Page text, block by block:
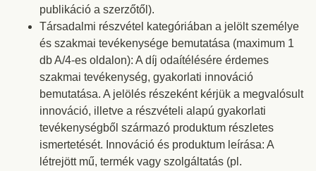
publikáció a szerzőtől).
Társadalmi részvétel kategóriában a jelölt személye
és szakmai tevékenysége bemutatása (maximum 1
db A/4-es oldalon): A díj odaítélésére érdemes
szakmai tevékenység, gyakorlati innováció
bemutatása. A jelölés részeként kérjük a megvalósult
innováció, illetve a részvételi alapú gyakorlati
tevékenységből származó produktum részletes
ismertetését. Innováció és produktum leírása: A
létrejött mű, termék vagy szolgáltatás (pl.